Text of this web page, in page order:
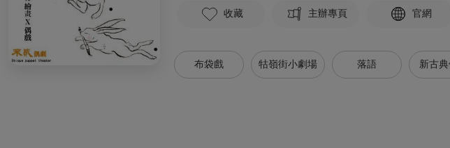
收藏 主辦專頁 官網
布袋戲 牯嶺街小劇場 落語 新古典